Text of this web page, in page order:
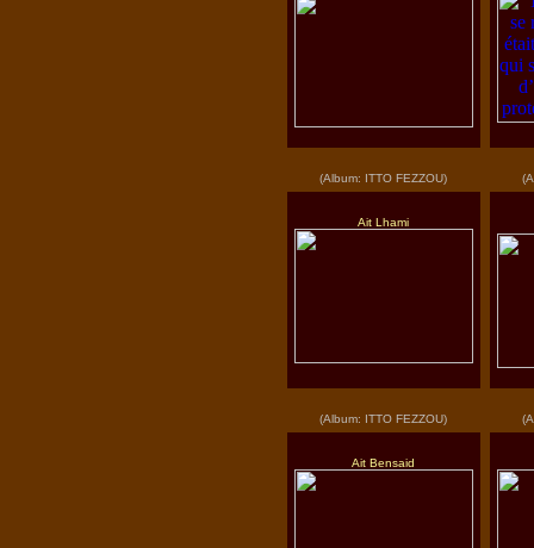
(Album: ITTO FEZZOU)
Ait Lhami
(Album: ITTO FEZZOU)
Ait Bensaid